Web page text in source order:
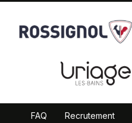
FAQ Recrutement